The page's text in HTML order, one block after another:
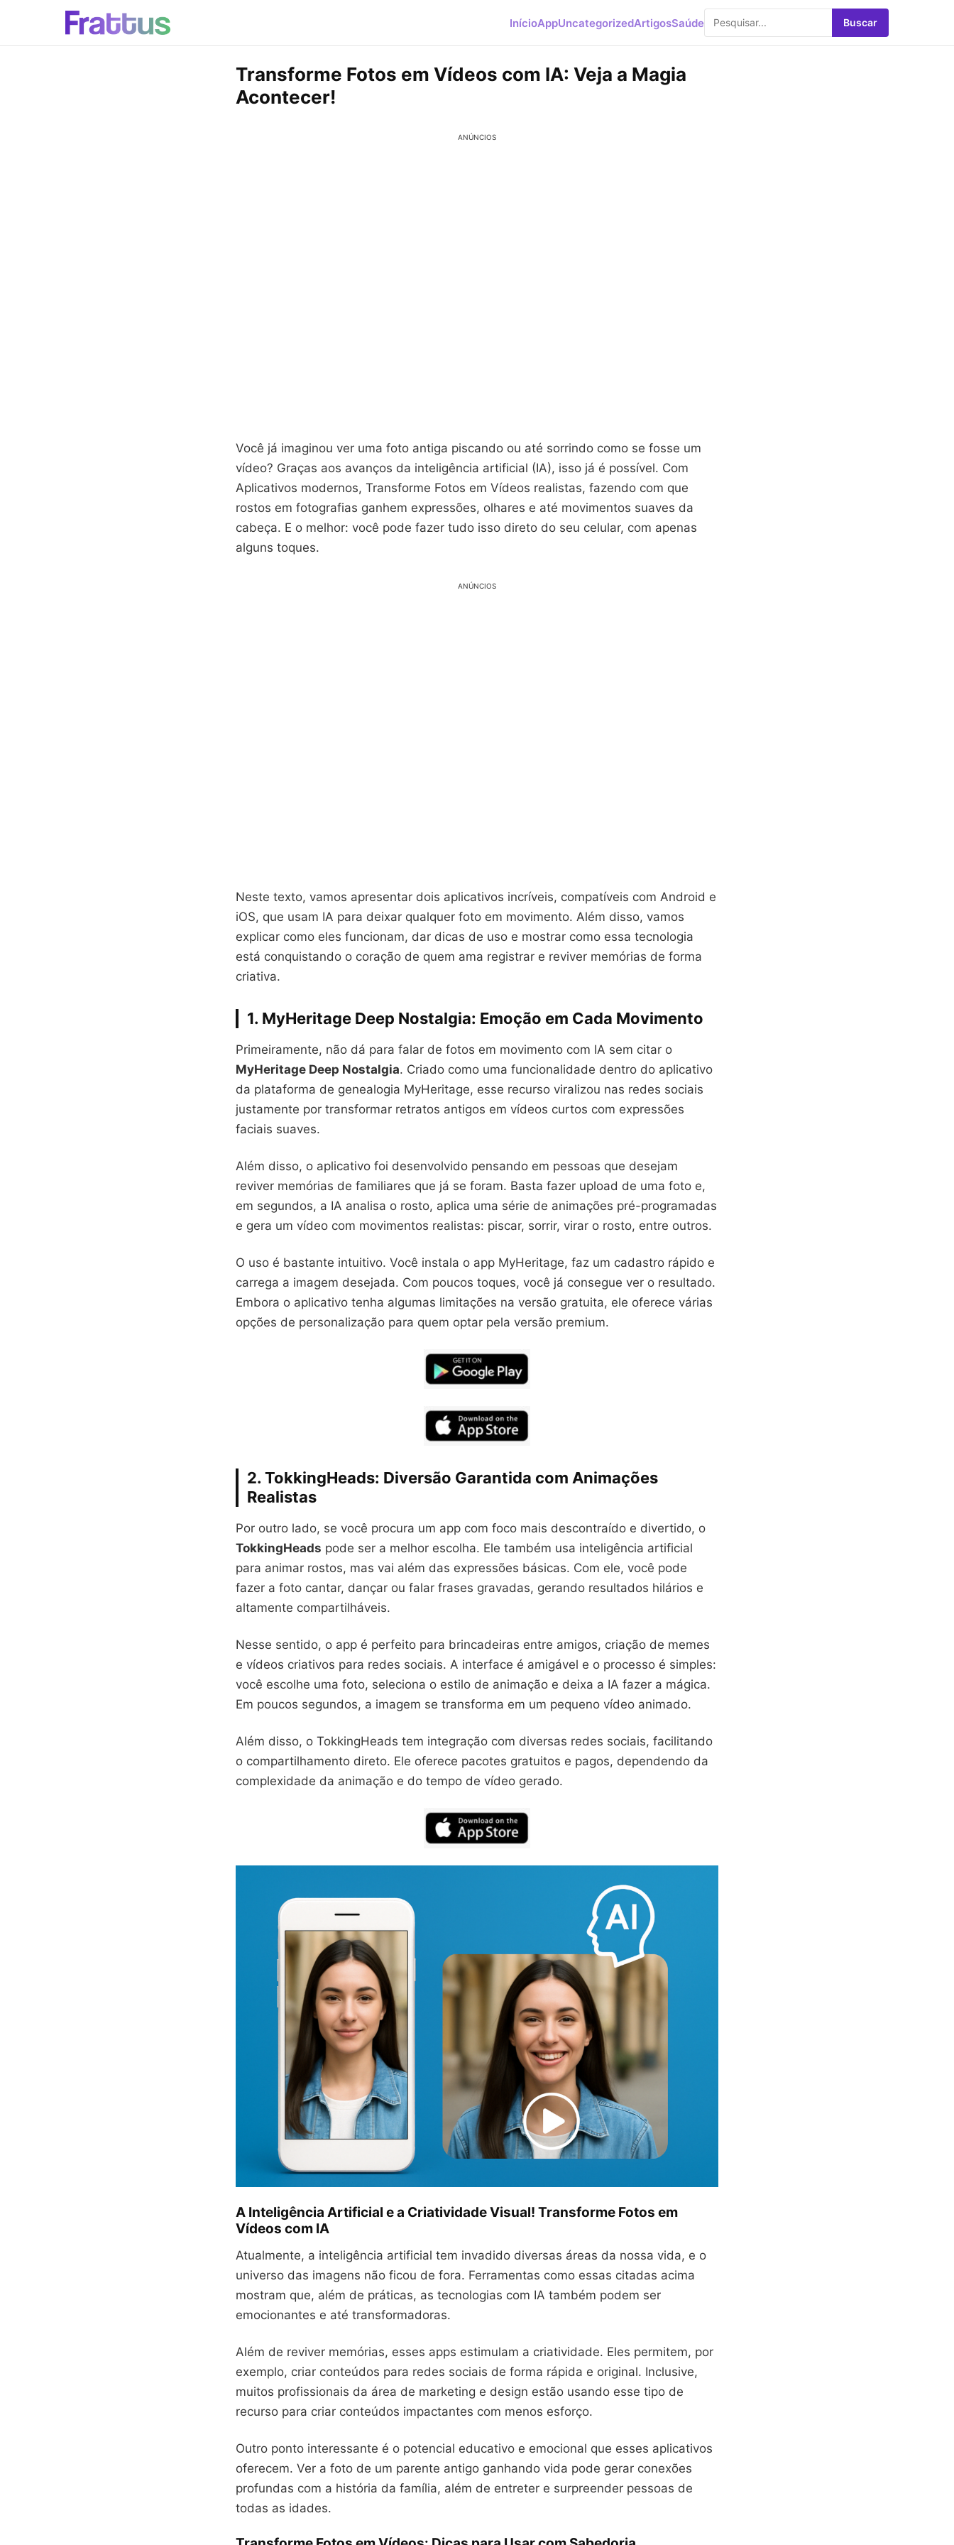
InícioAppUncategorizedArtigosSaúde Buscar
Transforme Fotos em Vídeos com IA: Veja a Magia
Acontecer!
ANÚNCIOS
Você já imaginou ver uma foto antiga piscando ou até sorrindo como se fosse um
vídeo? Graças aos avanços da inteligência artificial (IA), isso já é possível. Com
Aplicativos modernos, Transforme Fotos em Vídeos realistas, fazendo com que
rostos em fotografias ganhem expressões, olhares e até movimentos suaves da
cabeça. E o melhor: você pode fazer tudo isso direto do seu celular, com apenas
alguns toques.
ANÚNCIOS
Neste texto, vamos apresentar dois aplicativos incríveis, compatíveis com Android e
iOS, que usam IA para deixar qualquer foto em movimento. Além disso, vamos
explicar como eles funcionam, dar dicas de uso e mostrar como essa tecnologia
está conquistando o coração de quem ama registrar e reviver memórias de forma
criativa.
1. MyHeritage Deep Nostalgia: Emoção em Cada Movimento
Primeiramente, não dá para falar de fotos em movimento com IA sem citar o
MyHeritage Deep Nostalgia. Criado como uma funcionalidade dentro do aplicativo
da plataforma de genealogia MyHeritage, esse recurso viralizou nas redes sociais
justamente por transformar retratos antigos em vídeos curtos com expressões
faciais suaves.
Além disso, o aplicativo foi desenvolvido pensando em pessoas que desejam
reviver memórias de familiares que já se foram. Basta fazer upload de uma foto e,
em segundos, a IA analisa o rosto, aplica uma série de animações pré-programadas
e gera um vídeo com movimentos realistas: piscar, sorrir, virar o rosto, entre outros.
O uso é bastante intuitivo. Você instala o app MyHeritage, faz um cadastro rápido e
carrega a imagem desejada. Com poucos toques, você já consegue ver o resultado.
Embora o aplicativo tenha algumas limitações na versão gratuita, ele oferece várias
opções de personalização para quem optar pela versão premium.
2. TokkingHeads: Diversão Garantida com Animações
Realistas
Por outro lado, se você procura um app com foco mais descontraído e divertido, o
TokkingHeads pode ser a melhor escolha. Ele também usa inteligência artificial
para animar rostos, mas vai além das expressões básicas. Com ele, você pode
fazer a foto cantar, dançar ou falar frases gravadas, gerando resultados hilários e
altamente compartilháveis.
Nesse sentido, o app é perfeito para brincadeiras entre amigos, criação de memes
e vídeos criativos para redes sociais. A interface é amigável e o processo é simples:
você escolhe uma foto, seleciona o estilo de animação e deixa a IA fazer a mágica.
Em poucos segundos, a imagem se transforma em um pequeno vídeo animado.
Além disso, o TokkingHeads tem integração com diversas redes sociais, facilitando
o compartilhamento direto. Ele oferece pacotes gratuitos e pagos, dependendo da
complexidade da animação e do tempo de vídeo gerado.
A Inteligência Artificial e a Criatividade Visual! Transforme Fotos em
Vídeos com IA
Atualmente, a inteligência artificial tem invadido diversas áreas da nossa vida, e o
universo das imagens não ficou de fora. Ferramentas como essas citadas acima
mostram que, além de práticas, as tecnologias com IA também podem ser
emocionantes e até transformadoras.
Além de reviver memórias, esses apps estimulam a criatividade. Eles permitem, por
exemplo, criar conteúdos para redes sociais de forma rápida e original. Inclusive,
muitos profissionais da área de marketing e design estão usando esse tipo de
recurso para criar conteúdos impactantes com menos esforço.
Outro ponto interessante é o potencial educativo e emocional que esses aplicativos
oferecem. Ver a foto de um parente antigo ganhando vida pode gerar conexões
profundas com a história da família, além de entreter e surpreender pessoas de
todas as idades.